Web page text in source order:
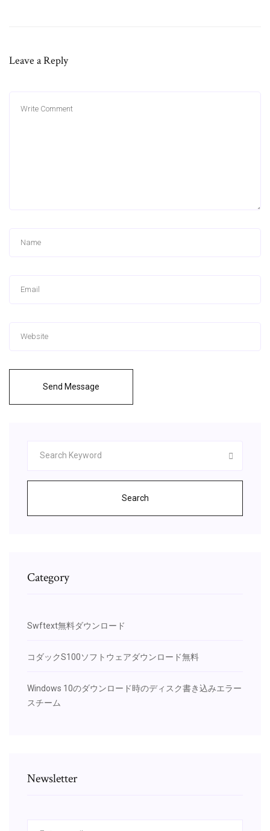
Leave a Reply
Send Message
Search
Category
Swftext無料ダウンロード
コダックS100ソフトウェアダウンロード無料
Windows 10のダウンロード時のディスク書き込みエラー
スチーム
Newsletter